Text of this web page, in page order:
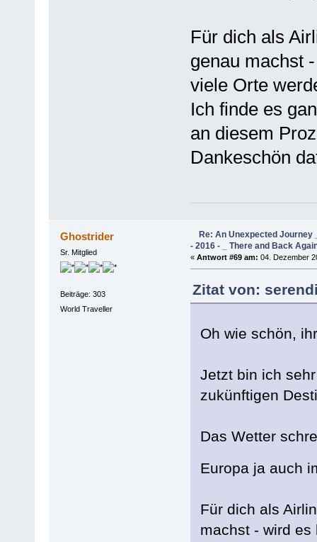
Für dich als
genau machst
viele Orte
Ich finde es
an diesem
Dankeschön
Ghostrider
Sr. Mitglied
Beiträge: 303
World Traveller
Re: An Unexpected Journey
- 2016 - _ There and Back
« Antwort #69 am: 04. Dezember
Zitat von:
Oh wie schön,
Jetzt bin ich
zukünftigen
Das Wetter
Europa ja auch
Für dich als
machst - wird